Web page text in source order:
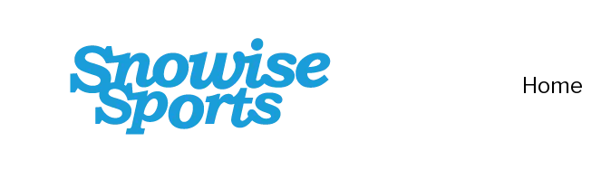
Home